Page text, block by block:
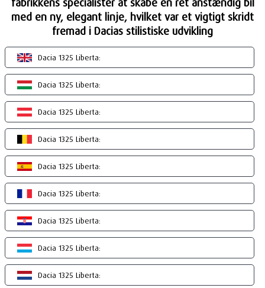
med en ny, elegant linje, hvilket var et vigtigt skridt
fremad i Dacias stilistiske udvikling
Dacia 1325 Liberta:
Dacia 1325 Liberta:
Dacia 1325 Liberta:
Dacia 1325 Liberta:
Dacia 1325 Liberta:
Dacia 1325 Liberta:
Dacia 1325 Liberta:
Dacia 1325 Liberta:
Dacia 1325 Liberta: